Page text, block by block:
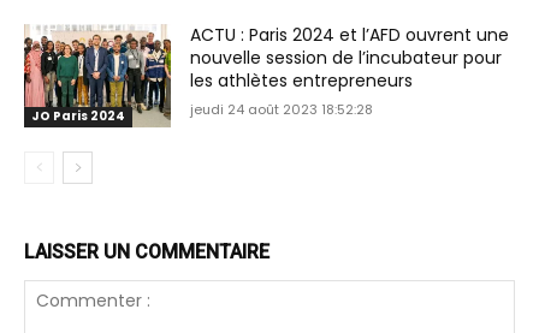
JO Paris 2024
ACTU : Paris 2024 et l’AFD ouvrent une
nouvelle session de l’incubateur pour
les athlètes entrepreneurs
jeudi 24 août 2023 18:52:28
LAISSER UN COMMENTAIRE